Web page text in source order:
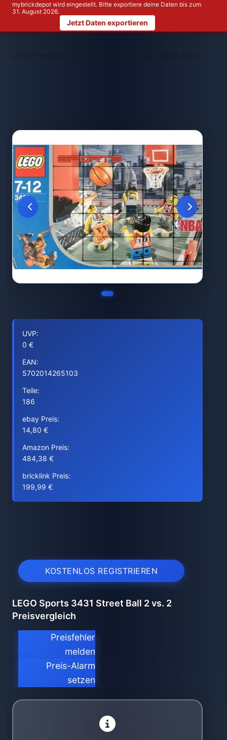
mybrickdepot wird eingestellt. Bitte exportiere deine Daten bis zum
31. August 2026.
Jetzt Daten exportieren
LEGO Themen > LEGO 3431 Street Ball 2 vs. 2
UVP:
0 €
EAN:
5702014265103
Teile:
186
ebay Preis:
14,80 €
Amazon Preis:
484,38 €
bricklink Preis:
199,99 €
KOSTENLOS REGISTRIEREN
LEGO Sports 3431 Street Ball 2 vs. 2
Preisvergleich
Preisfehler
melden
Preis-Alarm
setzen